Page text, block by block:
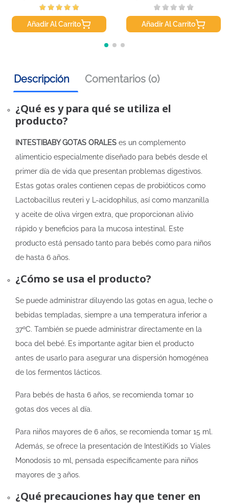
Añadir Al Carrito Añadir Al Carrito
Descripción Comentarios (0)
¿Qué es y para qué se utiliza el
producto?
INTESTIBABY GOTAS ORALES es un complemento
alimenticio especialmente diseñado para bebés desde el
primer día de vida que presentan problemas digestivos.
Estas gotas orales contienen cepas de probióticos como
Lactobacillus reuteri y L-acidophilus, así como manzanilla
y aceite de oliva virgen extra, que proporcionan alivio
rápido y beneficios para la mucosa intestinal. Este
producto está pensado tanto para bebés como para niños
de hasta 6 años.
¿Cómo se usa el producto?
Se puede administrar diluyendo las gotas en agua, leche o
bebidas templadas, siempre a una temperatura inferior a
37ºC. También se puede administrar directamente en la
boca del bebé. Es importante agitar bien el producto
antes de usarlo para asegurar una dispersión homogénea
de los fermentos lácticos.
Para bebés de hasta 6 años, se recomienda tomar 10
gotas dos veces al día.
Para niños mayores de 6 años, se recomienda tomar 15 ml.
Además, se ofrece la presentación de IntestiKids 10 Viales
Monodosis 10 ml, pensada específicamente para niños
mayores de 3 años.
¿Qué precauciones hay que tener en